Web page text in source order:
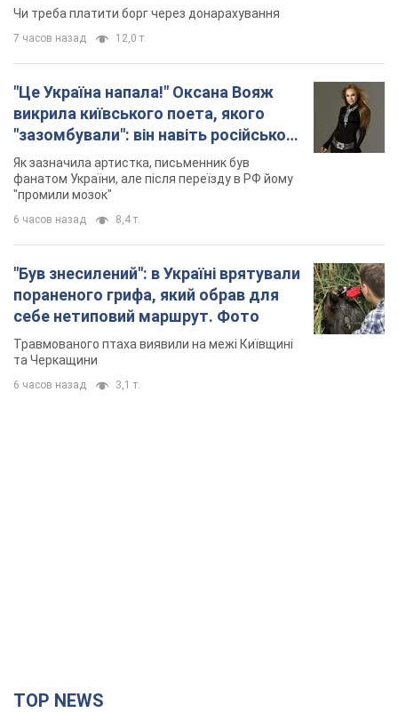
Чи треба платити борг через донарахування
7 часов назад 12,0 т.
"Це Україна напала!" Оксана Вояж
викрила київського поета, якого
"зазомбували": він навіть російської
не знав, а тепер хоче геноциду
українців
Як зазначила артистка, письменник був
фанатом України, але після переїзду в РФ йому
"промили мозок"
6 часов назад 8,4 т.
"Був знесилений": в Україні врятували
пораненого грифа, який обрав для
себе нетиповий маршрут. Фото
Травмованого птаха виявили на межі Київщині
та Черкащини
6 часов назад 3,1 т.
TOP NEWS